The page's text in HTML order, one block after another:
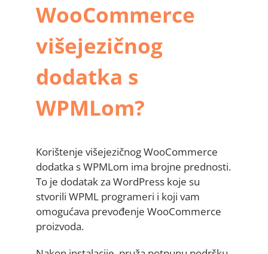
WooCommerce
višejezičnog
dodatka s
WPMLom?
Korištenje višejezičnog WooCommerce
dodatka s WPMLom ima brojne prednosti.
To je dodatak za WordPress koje su
stvorili WPML programeri i koji vam
omogućava prevođenje WooCommerce
proizvoda.